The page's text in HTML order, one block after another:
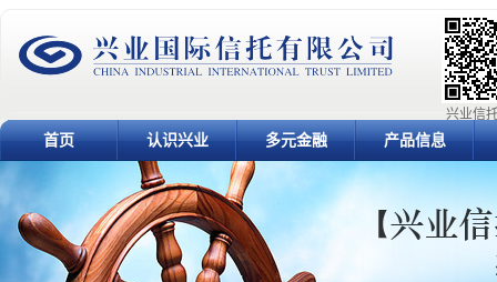
兴业信
首页 认识兴业 多元金融 产品信息